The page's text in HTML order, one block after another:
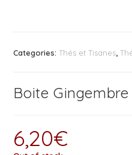
Categories:Thés et Tisanes ,
Boite
6,20€